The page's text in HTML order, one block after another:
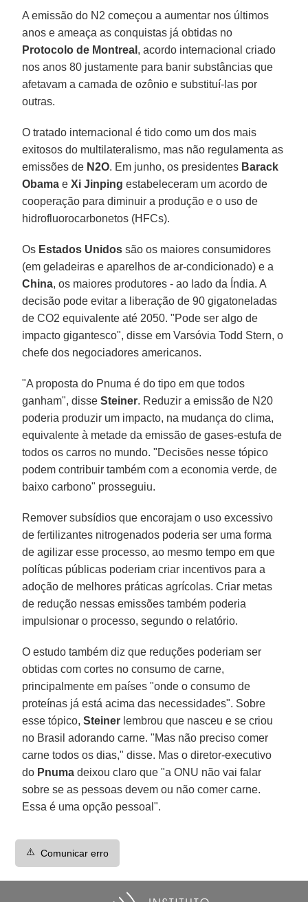
A emissão do N2 começou a aumentar nos últimos
anos e ameaça as conquistas já obtidas no
Protocolo de Montreal , acordo internacional criado
nos anos 80 justamente para banir substâncias que
afetavam a camada de ozônio e substituí-las por
outras.
O tratado internacional é tido como um dos mais
exitosos do multilateralismo, mas não regulamenta as
emissões de N2O. Em junho, os presidentes Barack
Obama eXi Jinping estabeleceram um acordo de
cooperação para diminuir a produção e o uso de
hidrofluorocarbonetos (HFCs).
Os Estados Unidos são os maiores consumidores
(em geladeiras e aparelhos de ar-condicionado) e a
China, os maiores produtores - ao lado da Índia. A
decisão pode evitar a liberação de 90 gigatoneladas
de CO2 equivalente até 2050. "Pode ser algo de
impacto gigantesco", disse em Varsóvia Todd Stern, o
chefe dos negociadores americanos.
"A proposta do Pnuma é do tipo em que todos
ganham", disseSteiner. Reduzir a emissão de N20
poderia produzir um impacto, na mudança do clima,
equivalente à metade da emissão de gases-estufa de
todos os carros no mundo. "Decisões nesse tópico
podem contribuir também com a economia verde, de
baixo carbono" prosseguiu.
Remover subsídios que encorajam o uso excessivo
de fertilizantes nitrogenados poderia ser uma forma
de agilizar esse processo, ao mesmo tempo em que
políticas públicas poderiam criar incentivos para a
adoção de melhores práticas agrícolas. Criar metas
de redução nessas emissões também poderia
impulsionar o processo, segundo o relatório.
O estudo também diz que reduções poderiam ser
obtidas com cortes no consumo de carne,
principalmente em países "onde o consumo de
proteínas já está acima das necessidades". Sobre
esse tópico,Steiner lembrou que nasceu e se criou
no Brasil adorando carne. "Mas não preciso comer
carne todos os dias," disse. Mas o diretor-executivo
do Pnuma deixou claro que "a ONU não vai falar
sobre se as pessoas devem ou não comer carne.
Essa é uma opção pessoal".
⚠️ Comunicar erro